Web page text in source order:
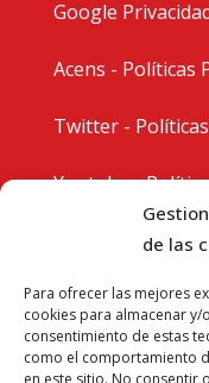
de las
Para ofrecer las mejores
cookies para almacenar
consentimiento de estas
como el comportamiento
en este sitio. No consentir
Google
Acens - Políticas
Twitter -
Youtube -
Instagram -